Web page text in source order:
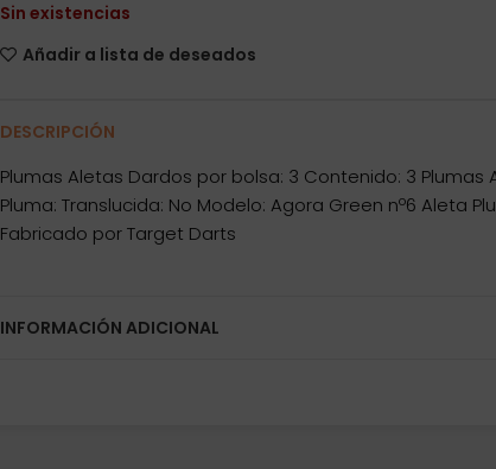
Sin existencias
Añadir a lista de deseados
DESCRIPCIÓN
Plumas Aletas Dardos por bolsa: 3 Contenido: 3 Plumas
Pluma: Translucida: No Modelo: Agora Green nº6 Aleta
Fabricado por Target Darts
INFORMACIÓN ADICIONAL